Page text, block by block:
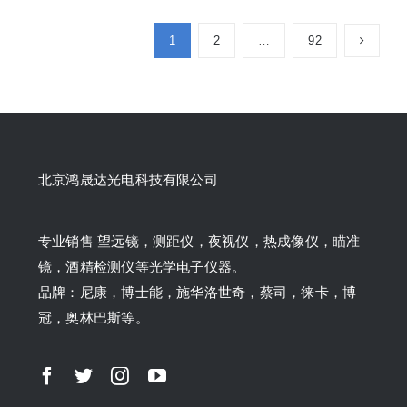
1 2 … 92
北京鸿晟达光电科技有限公司
专业销售 望远镜，测距仪，夜视仪，热成像仪，瞄准
镜，酒精检测仪等光学电子仪器。
品牌：尼康，博士能，施华洛世奇，蔡司，徕卡，博
冠，奥林巴斯等。